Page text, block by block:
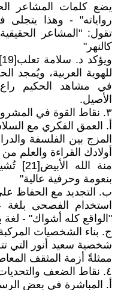
يضع كلمات المشاعر
رواياته" - وهذا
تقول: "المشاعر
كالنهر"
للهوية العربية، ويُمجد
في مشاهد الحكيم
الأصيل.
٣. نقاط القوة في المشروع المسرحي لشعير
أ. العمق الفكري مع
المزج بين الفلسفة
أولادك القراءة والعلم
منة
بنعومة وحرفية عالية"
ب. التجديد مع الحفاظ
استخدام الفصحى
"الواقع كله أشواك" - لغة
ج. بناء الشخصيات
شخصية سعيد أنور التي
ممثلةً أزمة المثقف
٤. نقاط الضعف والتحديات
أ. المباشرة في بعض